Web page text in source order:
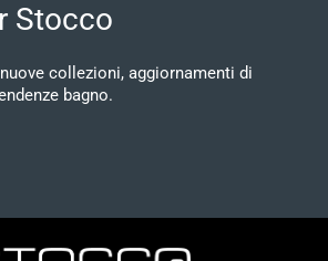
Stocco
collezioni, aggiornamenti di
bagno.